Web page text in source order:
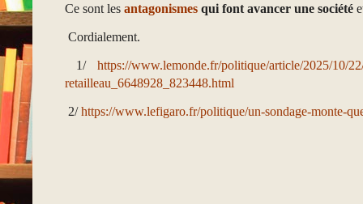
Ce sont les antagonismes qui font avancer une société
Cordialement.
1/ https://www.lemonde.fr/politique/article/2025/10/
retailleau_6648928_823448.html
2/https://www.lefigaro.fr/politique/un-sondage-monte-